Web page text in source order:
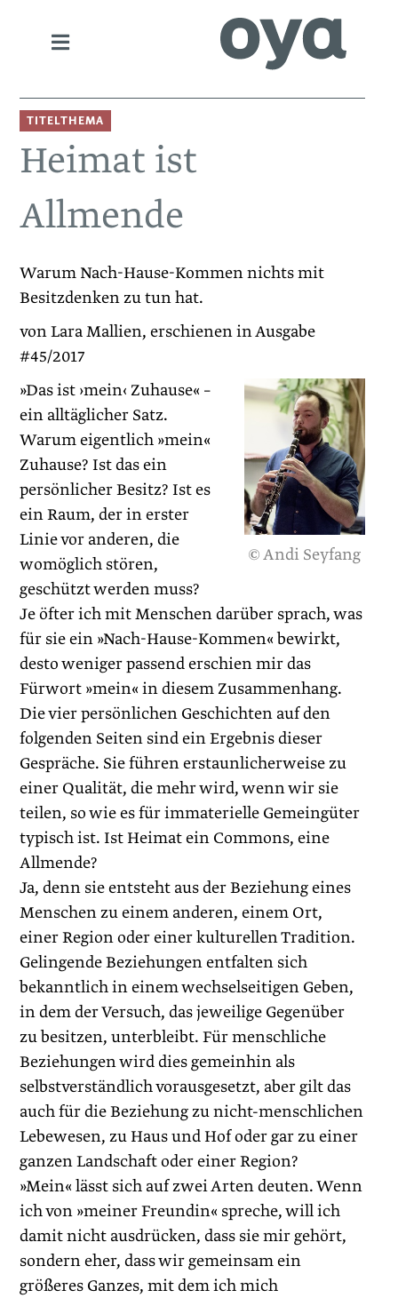
TITELTHEMA
Heimat ist
Allmende
Warum Nach-Hause-Kommen nichts mit
Besitzdenken zu tun hat.
von Lara Mallien, erschienen in Ausgabe
#45/2017
© Andi Seyfang
»Das ist ›mein‹ Zuhause« –
ein alltäglicher Satz.
Warum eigentlich »mein«
Zuhause? Ist das ein
persönlicher Besitz? Ist es
ein Raum, der in erster
Linie vor anderen, die
womöglich stören,
geschützt werden muss?
Je öfter ich mit Menschen darüber sprach, was
für sie ein »Nach-Hause-Kommen« bewirkt,
desto weniger passend erschien mir das
Fürwort »mein« in diesem Zusammenhang.
Die vier persönlichen Geschichten auf den
folgenden Seiten sind ein Ergebnis dieser
Gespräche. Sie führen erstaunlicherweise zu
einer Qualität, die mehr wird, wenn wir sie
teilen, so wie es für immaterielle Gemeingüter
typisch ist. Ist Heimat ein Commons, eine
Allmende?
Ja, denn sie entsteht aus der Beziehung eines
Menschen zu einem anderen, einem Ort,
einer Region oder einer kulturellen Tradition.
Gelingende Beziehungen entfalten sich
bekanntlich in einem wechselseitigen Geben,
in dem der Versuch, das jeweilige Gegenüber
zu besitzen, unterbleibt. Für menschliche
Beziehungen wird dies gemeinhin als
selbstverständlich vorausgesetzt, aber gilt das
auch für die Beziehung zu nicht-menschlichen
Lebewesen, zu Haus und Hof oder gar zu einer
ganzen Landschaft oder einer Region?
»Mein« lässt sich auf zwei Arten deuten. Wenn
ich von »meiner Freundin« spreche, will ich
damit nicht ausdrücken, dass sie mir gehört,
sondern eher, dass wir gemeinsam ein
größeres Ganzes, mit dem ich mich